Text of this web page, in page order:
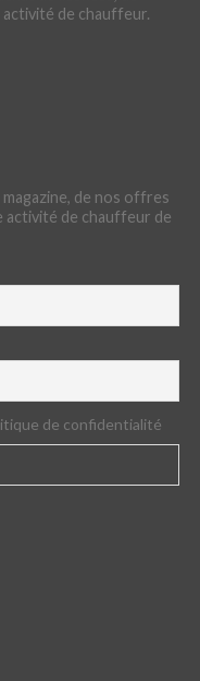
de chauffeur.
de nos offres
activité de chauffeur de
de confidentialité